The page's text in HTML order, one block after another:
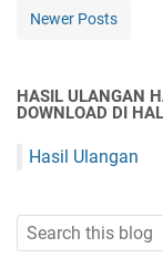
Newer Posts
HASIL ULANGAN
DOWNLOAD DI
Hasil Ulangan